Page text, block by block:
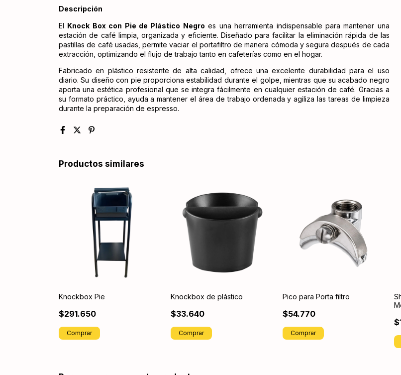
Descripción
El Knock Box con Pie de Plástico Negro es una herramienta indispensable para mantener una
estación de café limpia, organizada y eficiente. Diseñado para facilitar la eliminación rápida de las
pastillas de café usadas, permite vaciar el portafiltro de manera cómoda y segura después de cada
extracción, optimizando el flujo de trabajo tanto en cafeterías como en el hogar.
Fabricado en plástico resistente de alta calidad, ofrece una excelente durabilidad para el uso
diario. Su diseño con pie proporciona estabilidad durante el golpe, mientras que su acabado negro
aporta una estética profesional que se integra fácilmente en cualquier estación de café. Gracias a
su formato práctico, ayuda a mantener el área de trabajo ordenada y agiliza las tareas de limpieza
durante la preparación de espresso.
Productos similares
Knockbox Pie
$291.650
Knockbox de plástico
$33.640
Pico para Porta filtro
$54.770
Comprar